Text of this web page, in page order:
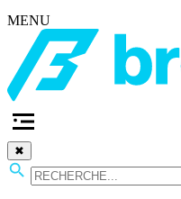
MENU
✖